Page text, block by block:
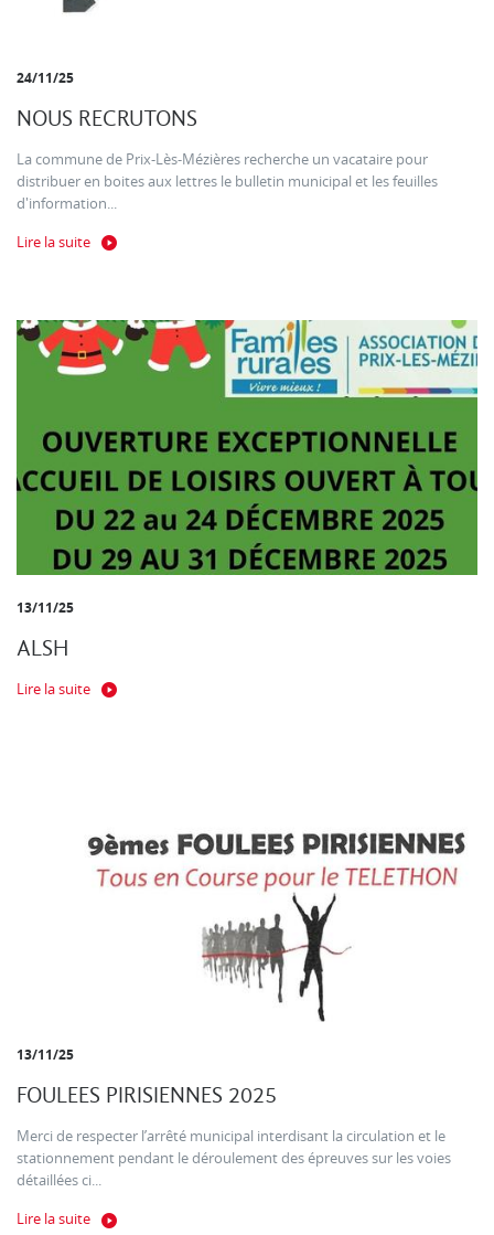
24/11/25
NOUS RECRUTONS
La commune de Prix-Lès-Mézières recherche un vacataire pour
distribuer en boites aux lettres le bulletin municipal et les feuilles
d'information...
Lire la suite
13/11/25
ALSH
Lire la suite
13/11/25
FOULEES PIRISIENNES 2025
Merci de respecter l’arrêté municipal interdisant la circulation et le
stationnement pendant le déroulement des épreuves sur les voies
détaillées ci...
Lire la suite